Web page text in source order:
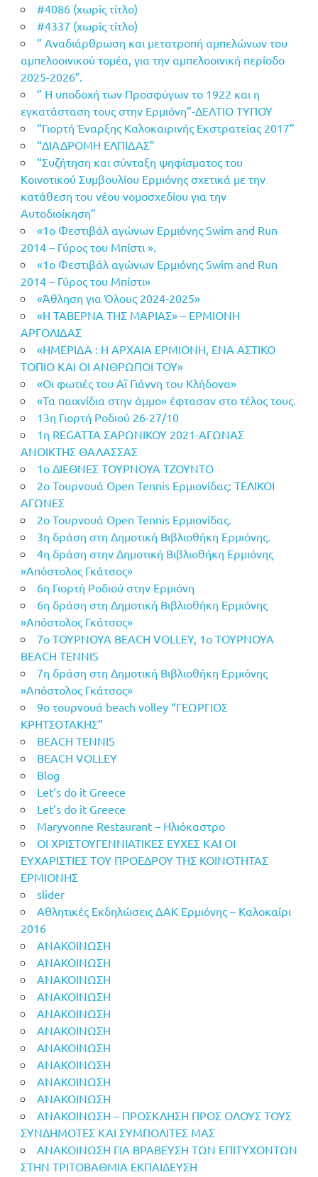
#4086 (χωρίς τίτλο)
#4337 (χωρίς τίτλο)
” Αναδιάρθρωση και μετατροπή αμπελώνων του
αμπελοοινικού τομέα, για την αμπελοοινική περίοδο
2025-2026″.
” Η υποδοχή των Προσφύγων το 1922 και η
εγκατάσταση τους στην Ερμιόνη”-ΔΕΛΤΙΟ ΤΥΠΟΥ
“Γιορτή Έναρξης Καλοκαιρινής Εκστρατείας 2017”
“ΔΙΑΔΡΟΜΗ ΕΛΠΙΔΑΣ”
“Συζήτηση και σύνταξη ψηφίσματος του
Κοινοτικού Συμβουλίου Ερμιόνης σχετικά με την
κατάθεση του νέου νομοσχεδίου για την
Αυτοδιοίκηση”
«1ο Φεστιβάλ αγώνων Ερμιόνης Swim and Run
2014 – Γύρος του Μπίστι ».
«1ο Φεστιβάλ αγώνων Ερμιόνης Swim and Run
2014 – Γύρος του Μπίστι»
«Άθληση για Όλους 2024-2025»
«Η ΤΑΒΕΡΝΑ ΤΗΣ ΜΑΡΙΑΣ» – ΕΡΜΙΟΝΗ
ΑΡΓΟΛΙΔΑΣ
«ΗΜΕΡΙΔΑ : Η ΑΡΧΑΙΑ ΕΡΜΙΟΝΗ, ΕΝΑ ΑΣΤΙΚΟ
ΤΟΠΙΟ ΚΑΙ ΟΙ ΑΝΘΡΩΠΟΙ ΤΟΥ»
«Οι φωτιές του Αϊ Γιάννη του Κλήδονα»
«Τα παιχνίδια στην άμμο» έφτασαν στο τέλος τους.
13η Γιορτή Ροδιού 26-27/10
1η REGATTA ΣΑΡΩΝΙΚΟΥ 2021-ΑΓΩΝΑΣ
ΑΝΟΙΚΤΗΣ ΘΑΛΑΣΣΑΣ
1ο ΔΙΕΘΝΕΣ ΤΟΥΡΝΟΥΑ ΤΖΟΥΝΤΟ
2ο Τουρνουά Open Tennis Ερμιονίδας: ΤΕΛΙΚΟΙ
ΑΓΩΝΕΣ
2ο Τουρνουά Open Tennis Ερμιονίδας.
3η δράση στη Δημοτική Βιβλιοθήκη Ερμιόνης.
4η δράση στην Δημοτική Βιβλιοθήκη Ερμιόνης
»Απόστολος Γκάτσος»
6η Γιορτή Ροδιού στην Ερμιόνη
6η δράση στη Δημοτική Βιβλιοθήκη Ερμιόνης
»Απόστολος Γκάτσος»
7o ΤΟΥΡΝΟΥΑ BEACH VOLLEY, 1o ΤΟΥΡΝΟΥΑ
BEACH TENNIS
7η δράση στη Δημοτική Βιβλιοθήκη Ερμιόνης
»Απόστολος Γκάτσος»
9ο τουρνουά beach volley “ΓΕΩΡΓΙΟΣ
ΚΡΗΤΣΟΤΑΚΗΣ”
BEACH TENNIS
BEACH VOLLEY
Blog
Let’s do it Greece
Let’s do it Greece
Maryvonne Restaurant – Ηλιόκαστρο
OI ΧΡΙΣΤΟΥΓΕΝΝΙΑΤΙΚΕΣ ΕΥΧΕΣ ΚΑΙ ΟΙ
ΕΥΧΑΡΙΣΤΙΕΣ ΤΟΥ ΠΡΟΕΔΡΟΥ ΤΗΣ ΚΟΙΝΟΤΗΤΑΣ
ΕΡΜΙΟΝΗΣ
slider
Αθλητικές Εκδηλώσεις ΔΑΚ Ερμιόνης – Καλοκαίρι
2016
ΑΝΑΚΟΙΝΩΣΗ
ΑΝΑΚΟΙΝΩΣΗ
ΑΝΑΚΟΙΝΩΣΗ
ΑΝΑΚΟΙΝΩΣΗ
ΑΝΑΚΟΙΝΩΣΗ
ΑΝΑΚΟΙΝΩΣΗ
ΑΝΑΚΟΙΝΩΣΗ
ΑΝΑΚΟΙΝΩΣΗ
ΑΝΑΚΟΙΝΩΣΗ
ΑΝΑΚΟΙΝΩΣΗ
ΑΝΑΚΟΙΝΩΣΗ – ΠΡΟΣΚΛΗΣΗ ΠΡΟΣ ΟΛΟΥΣ ΤΟΥΣ
ΣΥΝΔΗΜΟΤΕΣ ΚΑΙ ΣΥΜΠΟΛΙΤΕΣ ΜΑΣ
ΑΝΑΚΟΙΝΩΣΗ ΓΙΑ ΒΡΑΒΕΥΣΗ ΤΩΝ ΕΠΙΤΥΧΟΝΤΩΝ
ΣΤΗΝ ΤΡΙΤΟΒΑΘΜΙΑ ΕΚΠΑΙΔΕΥΣΗ